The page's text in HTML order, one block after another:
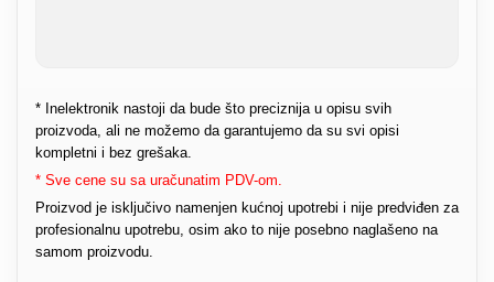
* Inelektronik nastoji da bude što preciznija u opisu svih
proizvoda, ali ne možemo da garantujemo da su svi opisi
kompletni i bez grešaka.
* Sve cene su sa uračunatim PDV-om.
Proizvod je isključivo namenjen kućnoj upotrebi i nije predviđen za
profesionalnu upotrebu, osim ako to nije posebno naglašeno na
samom proizvodu.